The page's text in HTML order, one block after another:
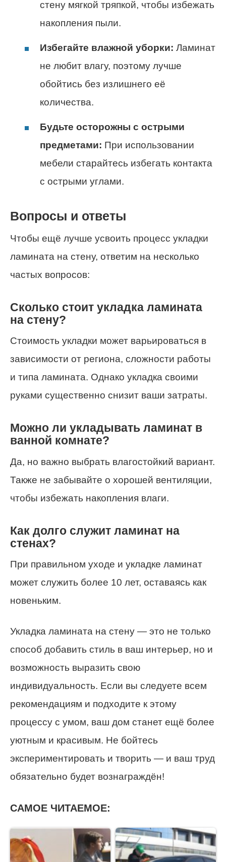
стену мягкой тряпкой, чтобы избежать
накопления пыли.
Избегайте влажной уборки: Ламинат
не любит влагу, поэтому лучше
обойтись без излишнего её
количества.
Будьте осторожны с острыми
предметами: При использовании
мебели старайтесь избегать контакта
с острыми углами.
Вопросы и ответы
Чтобы ещё лучше усвоить процесс укладки
ламината на стену, ответим на несколько
частых вопросов:
Сколько стоит укладка ламината
на стену?
Стоимость укладки может варьироваться в
зависимости от региона, сложности работы
и типа ламината. Однако укладка своими
руками существенно снизит ваши затраты.
Можно ли укладывать ламинат в
ванной комнате?
Да, но важно выбрать влагостойкий вариант.
Также не забывайте о хорошей вентиляции,
чтобы избежать накопления влаги.
Как долго служит ламинат на
стенах?
При правильном уходе и укладке ламинат
может служить более 10 лет, оставаясь как
новеньким.
Укладка ламината на стену — это не только
способ добавить стиль в ваш интерьер, но и
возможность выразить свою
индивидуальность. Если вы следуете всем
рекомендациям и подходите к этому
процессу с умом, ваш дом станет ещё более
уютным и красивым. Не бойтесь
экспериментировать и творить — и ваш труд
обязательно будет вознаграждён!
САМОЕ ЧИТАЕМОЕ: